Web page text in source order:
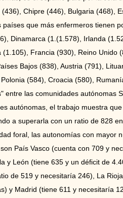
Chipre (446), Bulgaria (468),
países que más enfermeros tienen
Dinamarca (1.(1.578), Irlanda
(1.105), Francia (930), Reino Unido
Bajos (838), Austria (791),
(584), Croacia (580),
entre las comunidades autónomas
autónomas, el trabajo muestra
a superarla con un ratio de 828
foral, las autonomías con mayor
País Vasco (cuenta con 709 y
y León (tiene 635 y un déficit de
de 519 y necesitaría 246), La
y Madrid (tiene 611 y necesitaría